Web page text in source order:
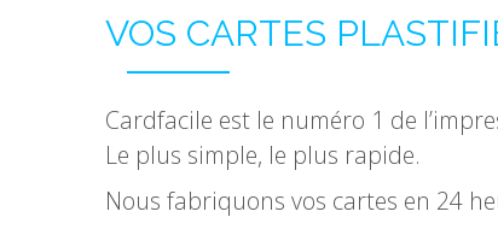
VOS CARTES
Cardfacile est le numéro 1 de
Le plus simple, le plus rapide.
Nous fabriquons vos cartes en 24